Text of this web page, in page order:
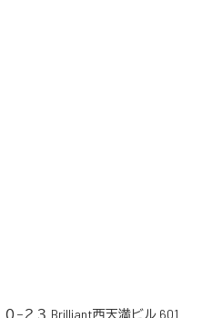
−２３ Brilliant西天満ビル 601